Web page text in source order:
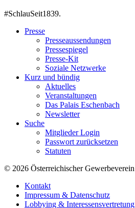
#SchlauSeit1839.
Presse
Presseaussendungen
Pressespiegel
Presse-Kit
Soziale Netzwerke
Kurz und bündig
Aktuelles
Veranstaltungen
Das Palais Eschenbach
Newsletter
Suche
Mitglieder Login
Passwort zurücksetzen
Statuten
© 2026 Österreichischer Gewerbeverein
Kontakt
Impressum & Datenschutz
Lobbying & Interessensvertretung